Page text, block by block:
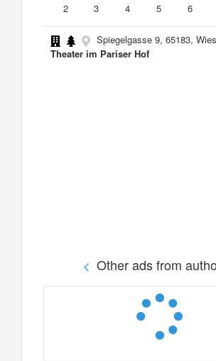
2
3 4 5 6
Spiegelgasse 9, 65183,
Theater im Pariser Hof
Other ads from